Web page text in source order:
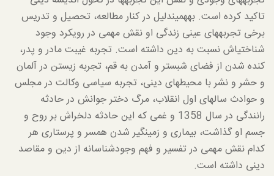
تاکید کرده است. به­همین­دلیل در کنار مطالعه، تحصیل و تدریس
برخی تجربه­های عینی زندگی او نقش مهمی در رویکرد وجود
شناختی­اش نسبت به دین داشته است. تجربه غیبت مادر و پدر،
کنده شدن از فضای شبستر و آمدن به قم، تجربه زیستن در آلمان
و حشر و نشر با محیط­های دینی، تجربه سیاسی وکالت در مجلس
و حوادث سال­های اول انقلاب، مرگ دختر جوانش در حادثه
رانندگی در سال 1358 و غمی که این حادثه دلخراش بر روح و
جسم او گذاشت، بیماری و زمین­گیر شدن همسر و پرستاری هر
کدام نقش مهمی در تفسیر و فهم وجودشناسانه از دین و مقاصد
دینی داشته است.